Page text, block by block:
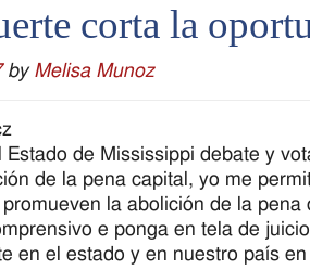
corta la
by Melisa Munoz
Estado de Mississippi debate y
de la pena capital, yo me
la abolición de la
e ponga en tela de
en el estado y en nuestro país